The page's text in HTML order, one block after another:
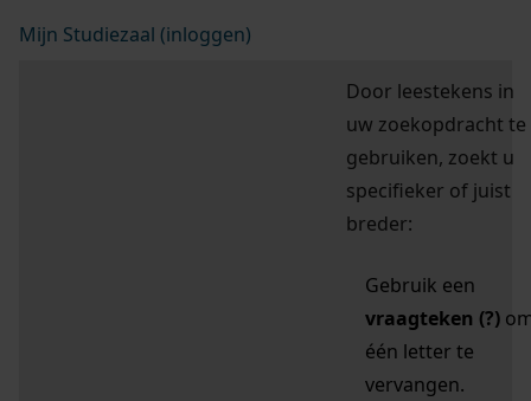
Mijn Studiezaal (inloggen)
Door leestekens in
uw zoekopdracht te
gebruiken, zoekt u
specifieker of juist
breder:
Gebruik een
vraagteken (?)
één letter te
vervangen.